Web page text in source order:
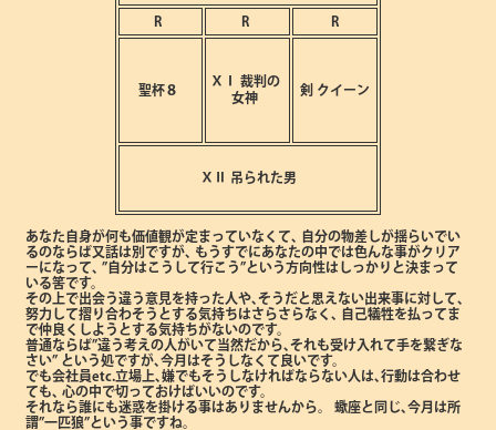
R R R
聖杯８
ⅩⅠ
裁判の
女神
剣 クイーン
ⅩⅡ 吊られた男
あなた自身が何も価値観が定まっていなくて､
自分の物差しが揺らいでい
るのならば又話は別ですが､
もうすでにあなたの中では色んな事がクリア
ーになって､ ”自分はこうして行こう”という方向性はしっかりと決まって
いる筈です。
その上で出会う違う意見を持った人や､そうだと思えない出来事に対して､
努力して摺り合わそうとする気持ちはさらさらなく､
自己犠牲を払ってま
で仲良くしようとする気持ちがないのです。
普通ならば”違う考えの人がいて当然だから､それも受け入れて手を繋ぎな
さい” という処ですが､今月はそうしなくて良いです。
でも会社員etc.立場上､嫌でもそうしなければならない人は､行動は合わせ
ても､ 心の中で切っておけばいいのです。
それなら誰にも迷惑を掛ける事はありませんから。
蠍座と同じ､今月は所
謂”一匹狼”という事ですね。